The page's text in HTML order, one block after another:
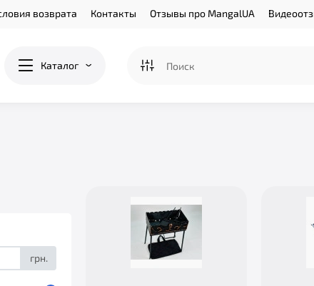
возврата Контакты Отзывы про MangalUA
Каталог
грн.